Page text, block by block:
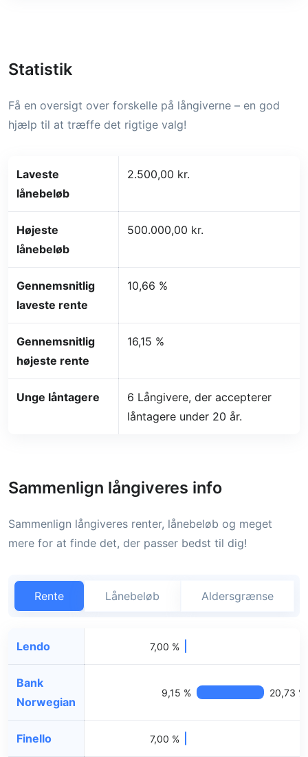
Statistik
Få en oversigt over forskelle på långiverne – en god
hjælp til at træffe det rigtige valg!
Laveste
lånebeløb
2.500,00 kr.
Højeste
lånebeløb
500.000,00 kr.
Gennemsnitlig
laveste rente
10,66 %
Gennemsnitlig
højeste rente
16,15 %
Unge låntagere
6 Långivere, der accepterer
låntagere under 20 år.
Sammenlign långiveres info
Sammenlign långiveres renter, lånebeløb og meget
mere for at finde det, der passer bedst til dig!
Rente Lånebeløb Aldersgrænse
Lendo 7,00 %
Bank
Norwegian
9,15 % 20,73 %
Finello 7,00 %